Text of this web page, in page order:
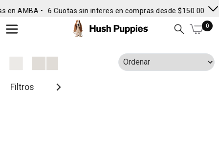
en AMBA • 6 Cuotas sin interes en compras desde $150.000 •
0
Filtros